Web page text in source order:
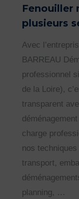
Fenouiller
plusieurs
Avec
BARREAU
professionnel
de la Loire),
transparent
charge
nos
transport,
planning, …